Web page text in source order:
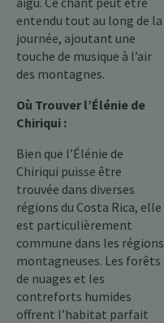
entendu tout au long de la
journée, ajoutant une
touche de musique à l’air
des montagnes.
Où Trouver l’Élénie de
Chiriqui :
Bien que l’Élénie de
Chiriqui puisse être
trouvée dans diverses
régions du Costa Rica, elle
est particulièrement
commune dans les régions
montagneuses. Les forêts
de nuages et les
contreforts humides
offrent l’habitat parfait